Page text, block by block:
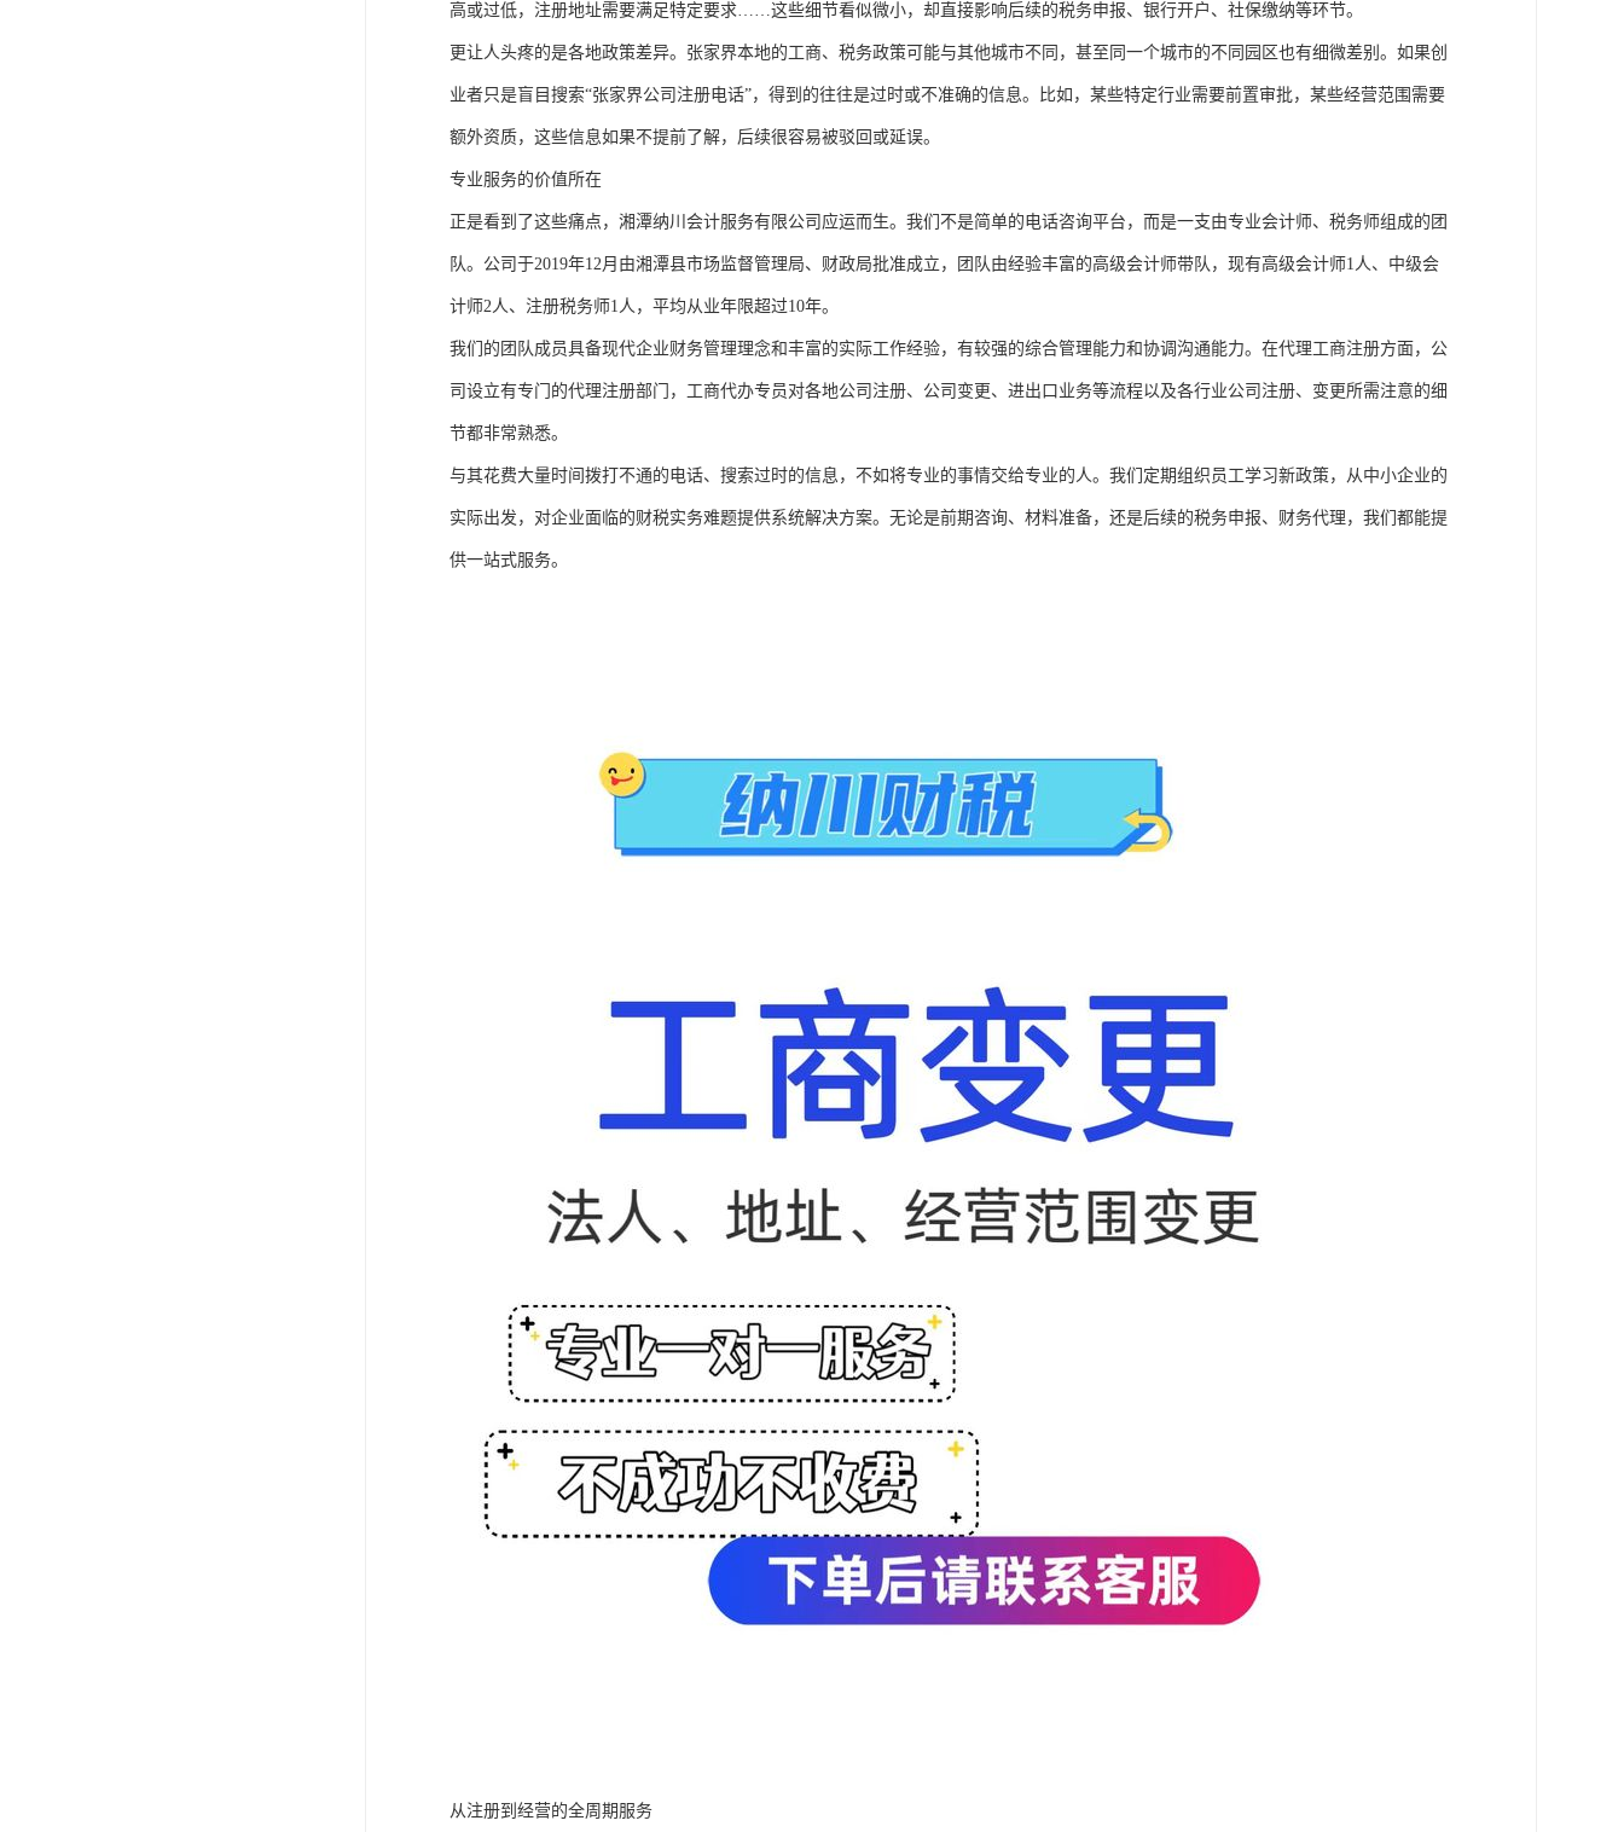
高或过低，注册地址需要满足特定要求……这些细节看似微小，却直接影响后续的税务申报、银行开户、社保缴纳等环节。
更让人头疼的是各地政策差异。张家界本地的工商、税务政策可能与其他城市不同，甚至同一个城市的不同园区也有细微差别。如果创
业者只是盲目搜索“张家界公司注册电话”，得到的往往是过时或不准确的信息。比如，某些特定行业需要前置审批，某些经营范围需要
额外资质，这些信息如果不提前了解，后续很容易被驳回或延误。
专业服务的价值所在
正是看到了这些痛点，湘潭纳川会计服务有限公司应运而生。我们不是简单的电话咨询平台，而是一支由专业会计师、税务师组成的团
队。公司于2019年12月由湘潭县市场监督管理局、财政局批准成立，团队由经验丰富的高级会计师带队，现有高级会计师1人、中级会
计师2人、注册税务师1人，平均从业年限超过10年。
我们的团队成员具备现代企业财务管理理念和丰富的实际工作经验，有较强的综合管理能力和协调沟通能力。在代理工商注册方面，公
司设立有专门的代理注册部门，工商代办专员对各地公司注册、公司变更、进出口业务等流程以及各行业公司注册、变更所需注意的细
节都非常熟悉。
与其花费大量时间拨打不通的电话、搜索过时的信息，不如将专业的事情交给专业的人。我们定期组织员工学习新政策，从中小企业的
实际出发，对企业面临的财税实务难题提供系统解决方案。无论是前期咨询、材料准备，还是后续的税务申报、财务代理，我们都能提
供一站式服务。
从注册到经营的全周期服务